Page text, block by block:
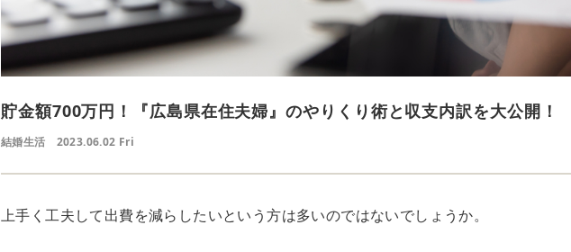
貯金額700万円！『広島県在住夫婦』のやりくり術と収支内訳を大公開！
結婚生活 2023.06.02 Fri
上手く工夫して出費を減らしたいという方は多いのではないでしょうか。